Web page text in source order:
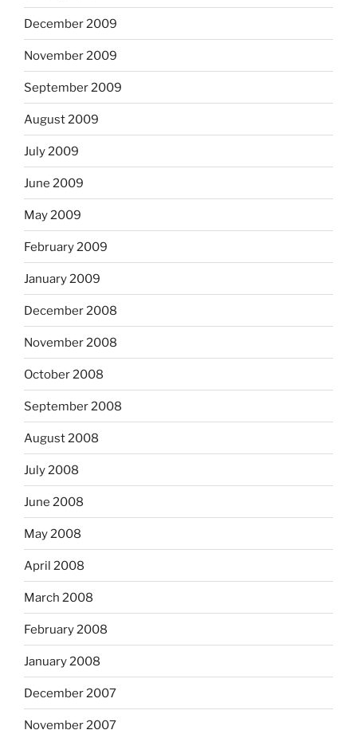
December 2009
November 2009
September 2009
August 2009
July 2009
June 2009
May 2009
February 2009
January 2009
December 2008
November 2008
October 2008
September 2008
August 2008
July 2008
June 2008
May 2008
April 2008
March 2008
February 2008
January 2008
December 2007
November 2007